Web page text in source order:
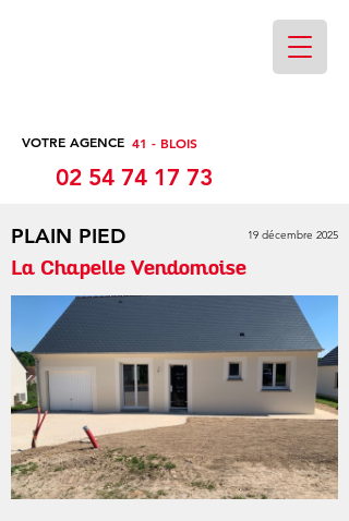
VOTRE AGENCE 41 - BLOIS
02 54 74 17 73
PLAIN PIED 19 décembre 2025
La Chapelle Vendomoise